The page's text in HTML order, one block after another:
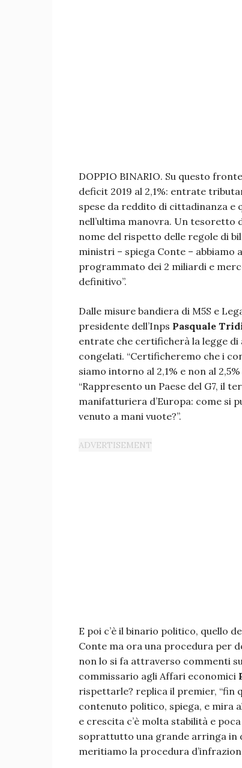
DOPPIO BINARIO. Su questo
deficit 2019 al 2,1%: entrate
spese da reddito di cittadinanza e
nell’ultima manovra. Un tesoretto
nome del rispetto delle regole di
ministri – spiega Conte – abbiamo
programmato dei 2 miliardi e
definitivo”.
Dalle misure bandiera di M5S e
presidente dell’Inps Pasquale
entrate che certificherà la legge di
congelati. “Certificheremo che i
siamo intorno al 2,1% e non al
“Rappresento un Paese del G7, il
manifatturiera d’Europa: come si
venuto a mani vuote?”.
E poi c’è il binario politico, quello
Conte ma ora una procedura per
non lo si fa attraverso commenti
commissario agli Affari economici
rispettarle? replica il premier, “fin
contenuto politico, spiega, e mira
e crescita c’è molta stabilità e
soprattutto una grande arringa in
meritiamo la procedura